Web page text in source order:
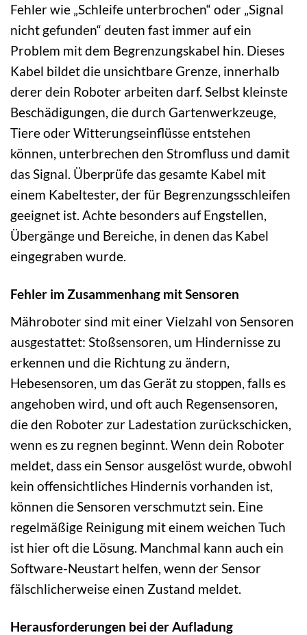
Fehler wie „Schleife unterbrochen“ oder „Signal
nicht gefunden“ deuten fast immer auf ein
Problem mit dem Begrenzungskabel hin. Dieses
Kabel bildet die unsichtbare Grenze, innerhalb
derer dein Roboter arbeiten darf. Selbst kleinste
Beschädigungen, die durch Gartenwerkzeuge,
Tiere oder Witterungseinflüsse entstehen
können, unterbrechen den Stromfluss und damit
das Signal. Überprüfe das gesamte Kabel mit
einem Kabeltester, der für Begrenzungsschleifen
geeignet ist. Achte besonders auf Engstellen,
Übergänge und Bereiche, in denen das Kabel
eingegraben wurde.
Fehler im Zusammenhang mit Sensoren
Mähroboter sind mit einer Vielzahl von Sensoren
ausgestattet: Stoßsensoren, um Hindernisse zu
erkennen und die Richtung zu ändern,
Hebesensoren, um das Gerät zu stoppen, falls es
angehoben wird, und oft auch Regensensoren,
die den Roboter zur Ladestation zurückschicken,
wenn es zu regnen beginnt. Wenn dein Roboter
meldet, dass ein Sensor ausgelöst wurde, obwohl
kein offensichtliches Hindernis vorhanden ist,
können die Sensoren verschmutzt sein. Eine
regelmäßige Reinigung mit einem weichen Tuch
ist hier oft die Lösung. Manchmal kann auch ein
Software-Neustart helfen, wenn der Sensor
fälschlicherweise einen Zustand meldet.
Herausforderungen bei der Aufladung